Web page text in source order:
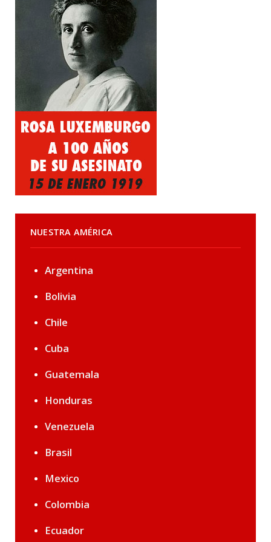
NUESTRA AMÉRICA
Argentina
Bolivia
Chile
Cuba
Guatemala
Honduras
Venezuela
Brasil
Mexico
Colombia
Ecuador